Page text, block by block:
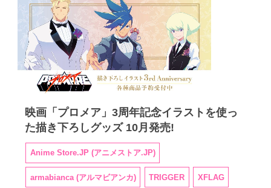
映画「プロメア」3周年記念イラストを使っ
た描き下ろしグッズ 10月発売!
Anime Store.JP (アニメストア.JP)
armabianca (アルマビアンカ) TRIGGER XFLAG